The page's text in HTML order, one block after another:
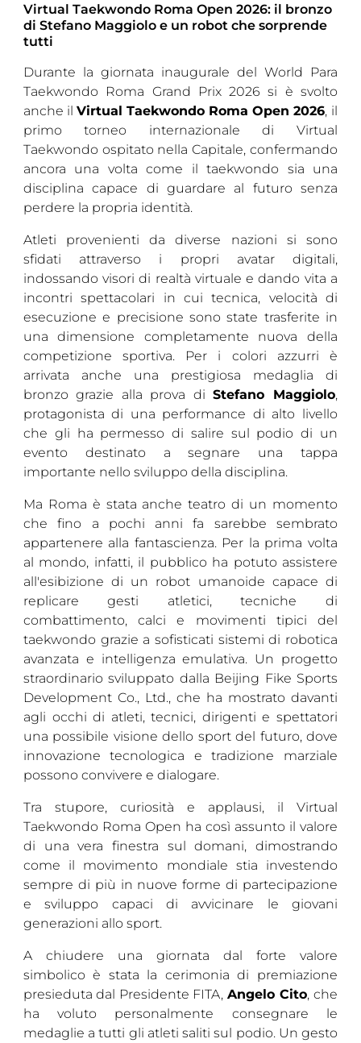
Virtual Taekwondo Roma Open 2026: il bronzo
di Stefano Maggiolo e un robot che sorprende
tutti
Durante la giornata inaugurale del World Para
Taekwondo Roma Grand Prix 2026 si è svolto
anche il Virtual Taekwondo Roma Open 2026, il
primo torneo internazionale di Virtual
Taekwondo ospitato nella Capitale, confermando
ancora una volta come il taekwondo sia una
disciplina capace di guardare al futuro senza
perdere la propria identità.
Atleti provenienti da diverse nazioni si sono
sfidati attraverso i propri avatar digitali,
indossando visori di realtà virtuale e dando vita a
incontri spettacolari in cui tecnica, velocità di
esecuzione e precisione sono state trasferite in
una dimensione completamente nuova della
competizione sportiva. Per i colori azzurri è
arrivata anche una prestigiosa medaglia di
bronzo grazie alla prova di Stefano Maggiolo,
protagonista di una performance di alto livello
che gli ha permesso di salire sul podio di un
evento destinato a segnare una tappa
importante nello sviluppo della disciplina.
Ma Roma è stata anche teatro di un momento
che fino a pochi anni fa sarebbe sembrato
appartenere alla fantascienza. Per la prima volta
al mondo, infatti, il pubblico ha potuto assistere
all'esibizione di un robot umanoide capace di
replicare gesti atletici, tecniche di
combattimento, calci e movimenti tipici del
taekwondo grazie a sofisticati sistemi di robotica
avanzata e intelligenza emulativa. Un progetto
straordinario sviluppato dalla Beijing Fike Sports
Development Co., Ltd., che ha mostrato davanti
agli occhi di atleti, tecnici, dirigenti e spettatori
una possibile visione dello sport del futuro, dove
innovazione tecnologica e tradizione marziale
possono convivere e dialogare.
Tra stupore, curiosità e applausi, il Virtual
Taekwondo Roma Open ha così assunto il valore
di una vera finestra sul domani, dimostrando
come il movimento mondiale stia investendo
sempre di più in nuove forme di partecipazione
e sviluppo capaci di avvicinare le giovani
generazioni allo sport.
A chiudere una giornata dal forte valore
simbolico è stata la cerimonia di premiazione
presieduta dal Presidente FITA, Angelo Cito, che
ha voluto personalmente consegnare le
medaglie a tutti gli atleti saliti sul podio. Un gesto